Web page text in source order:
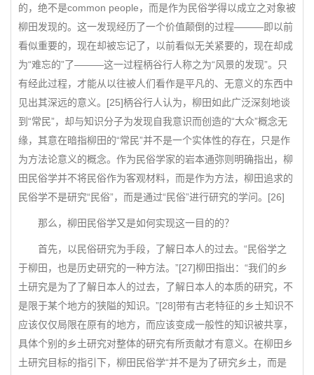
的，绝不是common people，而是作为民俗学得以成立之对象被
柳田发现的。这一发现经历了一个价值颠倒的过程———即以前
看似重要的，现在却被忘记了，以前看似无关紧要的，现在却成
为“难忘的”了———这一过程柄谷行人称之为“风景的发现”。只
有经此过程，才能从以往被人们看作是平凡的、无意义的东西中
见出其深远的意义。[25]柄谷行人认为，柳田如此广泛深刻地谈
到“常民”，却与知识分子为发现自我意识而创造的“大众”概念无
缘，其意在暗指柳田的“常民”并不是一个实体性的存在，只是作
为方法论意义的概念。作为民俗学家的岩本通弥则明确指出，柳
田民俗学并不将民俗作为客观材料，而是作为方法，柳田追求的
民俗学不是研究“民俗”，而是通过“民俗”进行研究的学问。[26]
那么，柳田民俗学又是如何实现这一目的的？
首先，以民俗研究为手段，了解日本人的过去。“民俗学之
于柳田，也是历史研究的一种方法。”[27]柳田指出：“我们的乡
土研究是为了了解日本人的过去，了解日本人的本质的研究，不
是限于某个地方的狭隘的知识。”[28]带有古老特征的乡土知识不
应该仅仅局限在原有的地方，而应该变成一般性的知识被共享，
具体个别的乡土研究对整体的研究有所贡献才有意义。在柳田乡
土研究目标的指引下，柳田民俗学“并不是为了研究乡土，而是